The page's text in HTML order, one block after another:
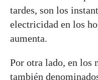
tardes, son los
electricidad en los
aumenta.
Por otra lado, en los
también